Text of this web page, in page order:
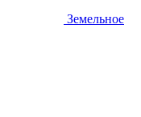
Земельное